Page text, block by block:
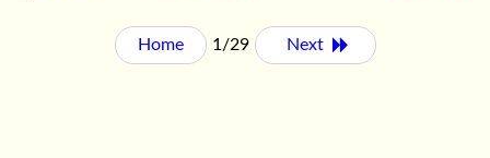
Home 1/29 Next